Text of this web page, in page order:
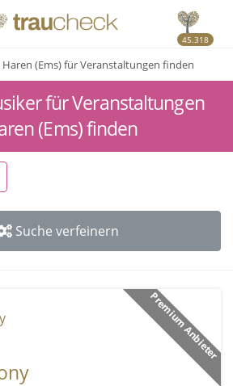
45.318
(Ems) für Veranstaltungen finden
für Veranstaltungen
(Ems) finden
Suche verfeinern
Premium Anbieter